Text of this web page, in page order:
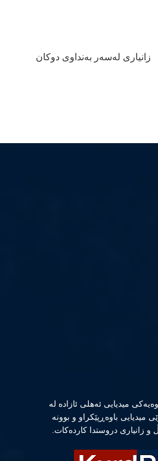
زانیاری لەسەر بەنداوی دوكان
میدیایی ئەهلی ئازادە لە
میدیایی باوەڕپێكراو و بوونە
زانیاری دروستدا كاردەكات.